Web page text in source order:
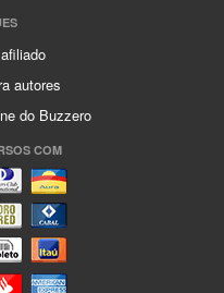
autores
do Buzzero
COM